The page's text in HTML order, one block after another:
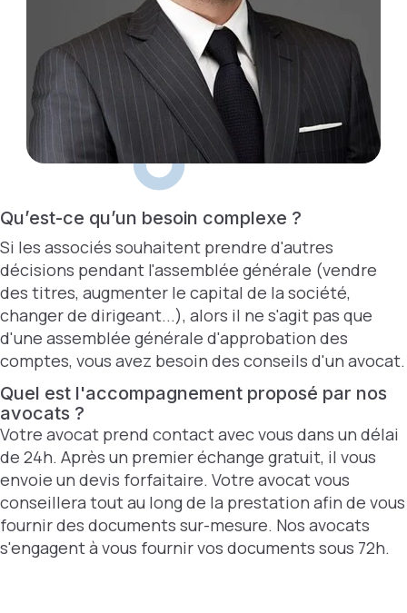
Qu’est-ce qu’un besoin complexe ?
Si les associés souhaitent prendre d'autres
décisions pendant l'assemblée générale (vendre
des titres, augmenter le capital de la société,
changer de dirigeant...), alors il ne s'agit pas que
d'une assemblée générale d'approbation des
comptes, vous avez besoin des conseils d'un avocat.
Quel est l'accompagnement proposé par nos
avocats ?
Votre avocat prend contact avec vous dans un délai
de 24h. Après un premier échange gratuit, il vous
envoie un devis forfaitaire. Votre avocat vous
conseillera tout au long de la prestation afin de vous
fournir des documents sur-mesure. Nos avocats
s'engagent à vous fournir vos documents sous 72h.